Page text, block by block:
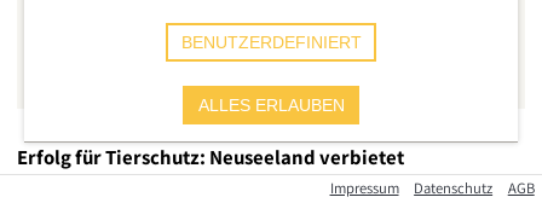
Erfolg für Tierschutz: Neuseeland verbietet
Impressum Datenschutz AGB
BENUTZERDEFINIERT
ALLES ERLAUBEN